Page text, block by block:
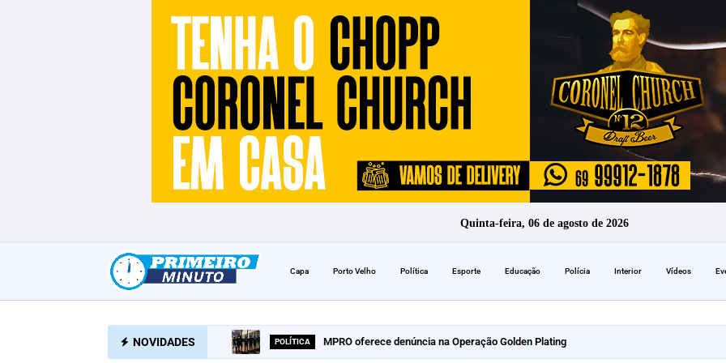
Quinta-feira, 06 de agosto de 2026
Capa Porto Velho Política Esporte Educação Polícia Interior Vídeos
NOVIDADES POLÍTICA MPRO oferece denúncia na Operação Golden Plating